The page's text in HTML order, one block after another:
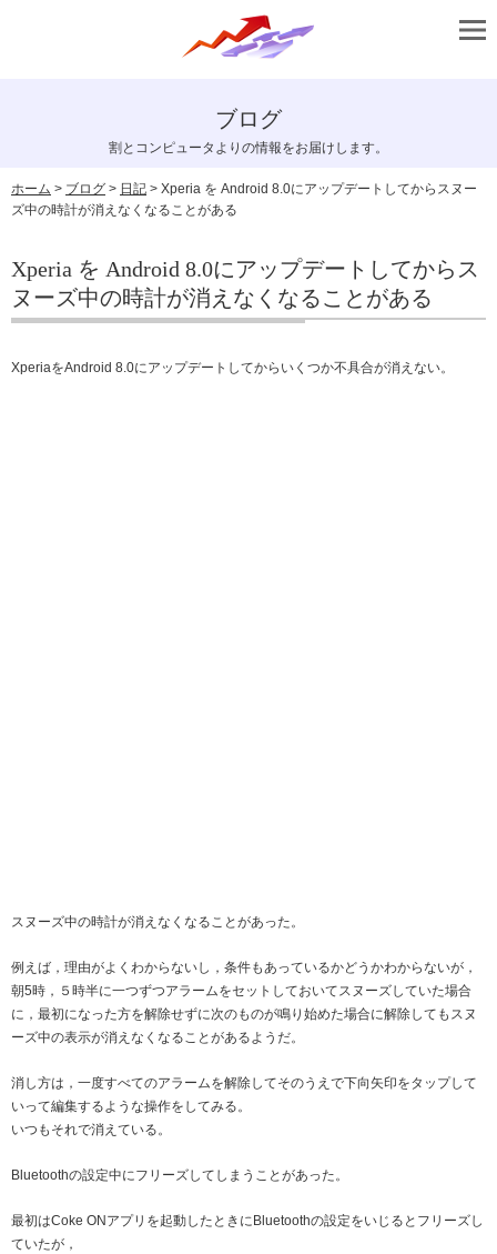
ブログ
割とコンピュータよりの情報をお届けします。
ホーム > ブログ > 日記 > Xperia を Android 8.0にアップデートしてからスヌー
ズ中の時計が消えなくなることがある
Xperia を Android 8.0にアップデートしてからス
ヌーズ中の時計が消えなくなることがある
XperiaをAndroid 8.0にアップデートしてからいくつか不具合が消えない。
スヌーズ中の時計が消えなくなることがあった。
例えば，理由がよくわからないし，条件もあっているかどうかわからないが，
朝5時，５時半に一つずつアラームをセットしておいてスヌーズしていた場合
に，最初になった方を解除せずに次のものが鳴り始めた場合に解除してもスヌ
ーズ中の表示が消えなくなることがあるようだ。
消し方は，一度すべてのアラームを解除してそのうえで下向矢印をタップして
いって編集するような操作をしてみる。
いつもそれで消えている。
Bluetoothの設定中にフリーズしてしまうことがあった。
最初はCoke ONアプリを起動したときにBluetoothの設定をいじるとフリーズし
ていたが，